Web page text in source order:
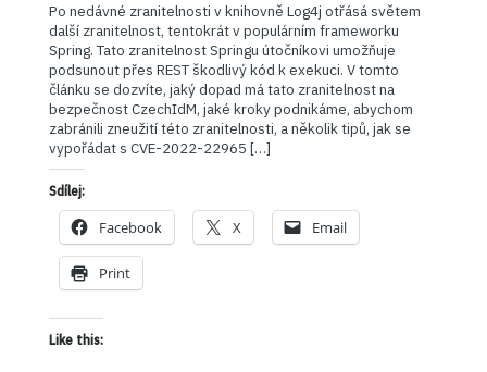
Po nedávné zranitelnosti v knihovně Log4j otřásá světem
další zranitelnost, tentokrát v populárním frameworku
Spring. Tato zranitelnost Springu útočníkovi umožňuje
podsunout přes REST škodlivý kód k exekuci. V tomto
článku se dozvíte, jaký dopad má tato zranitelnost na
bezpečnost CzechIdM, jaké kroky podnikáme, abychom
zabránili zneužití této zranitelnosti, a několik tipů, jak se
vypořádat s CVE-2022-22965 […]
Sdílej:
Facebook X Email
Print
Like this: